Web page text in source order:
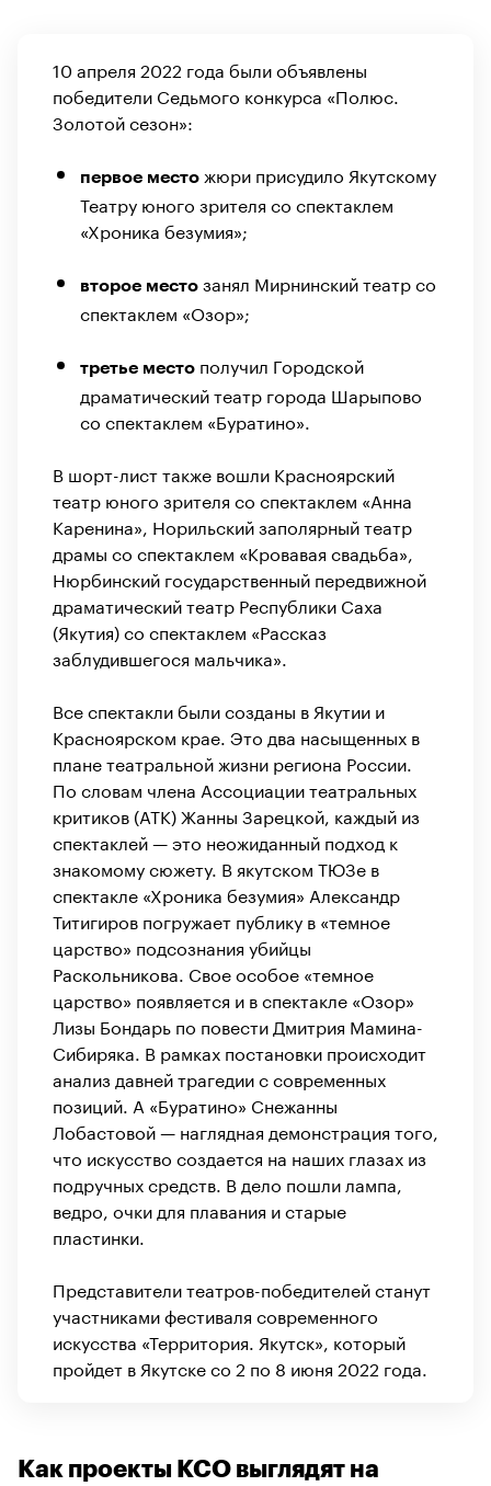
10 апреля 2022 года были объявлены
победители Седьмого конкурса «Полюс.
Золотой сезон»:
первое место жюри присудило Якутскому
Театру юного зрителя со спектаклем
«Хроника безумия»;
второе место занял Мирнинский театр со
спектаклем «Озор»;
третье место получил Городской
драматический театр города Шарыпово
со спектаклем «Буратино».
В шорт-лист также вошли Красноярский
театр юного зрителя со спектаклем «Анна
Каренина», Норильский заполярный театр
драмы со спектаклем «Кровавая свадьба»,
Нюрбинский государственный передвижной
драматический театр Республики Саха
(Якутия) со спектаклем «Рассказ
заблудившегося мальчика».
Все спектакли были созданы в Якутии и
Красноярском крае. Это два насыщенных в
плане театральной жизни региона России.
По словам члена Ассоциации театральных
критиков (АТК) Жанны Зарецкой, каждый из
спектаклей — это неожиданный подход к
знакомому сюжету. В якутском ТЮЗе в
спектакле «Хроника безумия» Александр
Титигиров погружает публику в «темное
царство» подсознания убийцы
Раскольникова. Свое особое «темное
царство» появляется и в спектакле «Озор»
Лизы Бондарь по повести Дмитрия Мамина-
Сибиряка. В рамках постановки происходит
анализ давней трагедии с современных
позиций. А «Буратино» Снежанны
Лобастовой — наглядная демонстрация того,
что искусство создается на наших глазах из
подручных средств. В дело пошли лампа,
ведро, очки для плавания и старые
пластинки.
Представители театров-победителей станут
участниками фестиваля современного
искусства «Территория. Якутск», который
пройдет в Якутске со 2 по 8 июня 2022 года.
Как проекты КСО выглядят на